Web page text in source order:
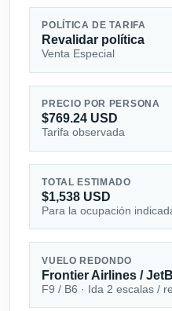
POLÍTICA DE TARIFA
Revalidar política
Venta Especial
PRECIO POR PERSONA
$769.24 USD
Tarifa observada
TOTAL ESTIMADO
$1,538 USD
Para la ocupación
VUELO REDONDO
Frontier Airlines /
F9 / B6 · Ida 2 escalas /